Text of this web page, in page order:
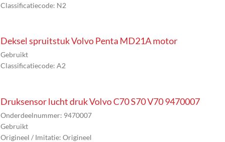
Classificatiecode: N2
Deksel spruitstuk Volvo Penta MD21A motor
Gebruikt
Classificatiecode: A2
Druksensor lucht druk Volvo C70 S70 V70 9470007
Onderdeelnummer: 9470007
Gebruikt
Origineel / Imitatie: Origineel